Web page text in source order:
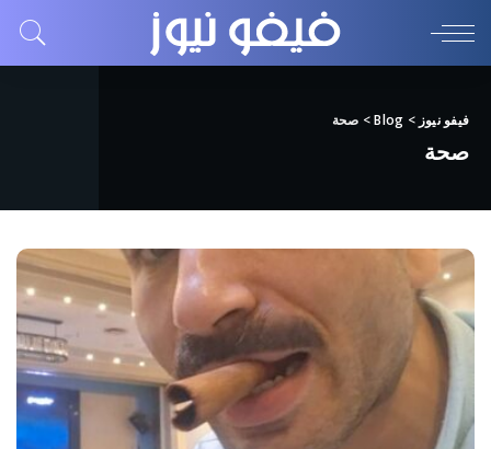
فيفو نيوز >
Blog
> صحة
صحة